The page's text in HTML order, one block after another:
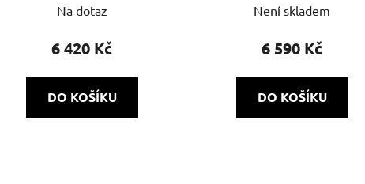
Na dotaz
6 420 Kč
DO KOŠÍKU
Není skladem
6 590 Kč
DO KOŠÍKU